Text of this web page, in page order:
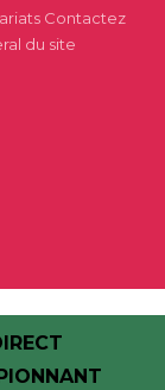
Contactez
du site